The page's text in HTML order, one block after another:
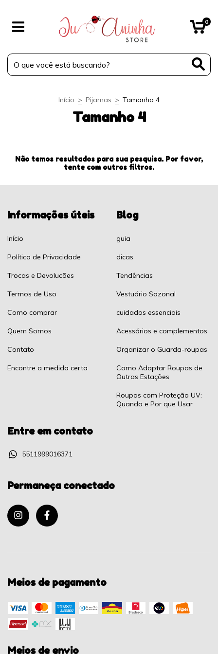
0
Início > Pijamas > Tamanho 4
Tamanho 4
Não temos resultados para sua pesquisa. Por favor,
tente com outros filtros.
Informações úteis
Início
Política de Privacidade
Trocas e Devolucões
Termos de Uso
Como comprar
Quem Somos
Contato
Encontre a medida certa
Blog
guia
dicas
Tendências
Vestuário Sazonal
cuidados essenciais
Acessórios e complementos
Organizar o Guarda-roupas
Como Adaptar Roupas de
Outras Estações
Roupas com Proteção UV:
Quando e Por que Usar
Entre em contato
5511999016371
Permaneça conectado
Meios de pagamento
Meios de envio